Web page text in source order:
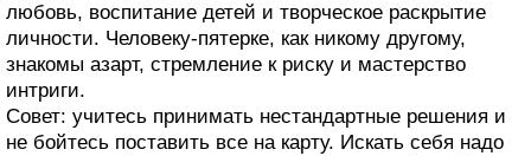
любовь, воспитание детей и творческое раскрытие
личности. Человеку-пятерке, как никому другому,
знакомы азарт, стремление к риску и мастерство
интриги.
Совет: учитесь принимать нестандартные решения и
не бойтесь поставить все на карту. Искать себя надо